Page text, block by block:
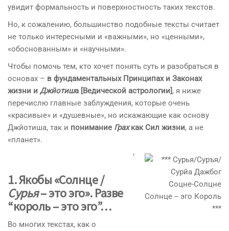
увидит формальность и поверхностность таких текстов.
Но, к сожалению, большинство подобные тексты считает
не только интересными и «важными», но «ценными»,
«обоснованным» и «научными».
Чтобы помочь тем, кто хочет понять суть и разобраться в
основах – в фундаментальных Принципах и Законах
жизни и Джйотиша [Ведической астрологии], я ниже
перечислю главные заблуждения, которые очень
«красивые» и «душевные», но искажающие как основу
Джйотиша, так и понимание Грахкак Сил жизни, а не
«планет».
‘
1. Якобы «Солнце /
Сурья– это эго». Разве
“король – это эго”…
Во многих текстах, как о